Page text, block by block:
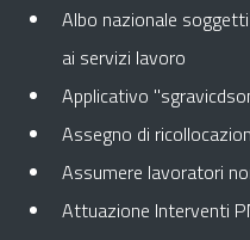
Albo nazionale
ai servizi lavoro
Applicativo
Assegno di
Assumere lavoratori
Attuazione Interventi